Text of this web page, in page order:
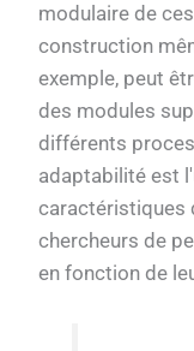
modulaire de
construction
exemple, peut
des modules
différents
adaptabilité est
caractéristiques
chercheurs de
en fonction de